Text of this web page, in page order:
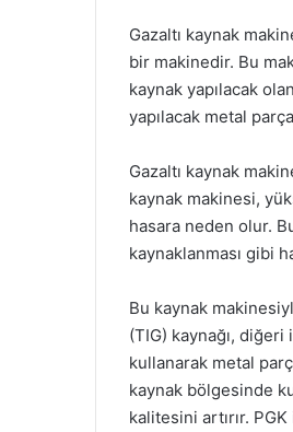
Gazaltı kaynak
bir makinedir. Bu
kaynak yapılacak
yapılacak metal
Gazaltı kaynak
kaynak makinesi,
hasara neden olur.
kaynaklanması gibi
Bu kaynak
(TIG) kaynağı, diğeri
kullanarak metal
kaynak bölgesinde
kalitesini artırır.